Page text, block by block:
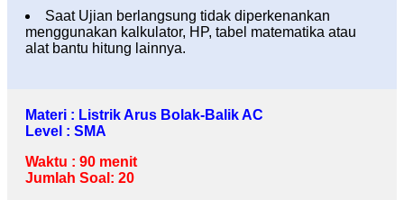
Saat Ujian berlangsung tidak diperkenankan
menggunakan kalkulator, HP, tabel matematika atau
alat bantu hitung lainnya.
Materi : Listrik Arus Bolak-Balik AC
Level : SMA
Waktu : 90 menit
Jumlah Soal: 20